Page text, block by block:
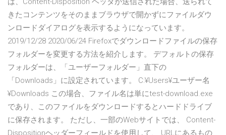
きたコンテンツをそのままブラウザで開かずにファイルダウ
ンロードダイアログを表示するようになっています。
2019/12/28 2020/06/24 Firefoxでダウンロードファイルの保存
フォルダーを変更する方法を紹介します。 デフォルトの保存
フォルダーは、「ユーザーフォルダー」直下の
「Downloads」に設定されています。 C:¥Users¥ユーザー名
¥Downloads この場合、ファイル名は単にtest-download.exe
であり、このファイルをダウンロードするとハードドライブ
に保存されます。 ただし、一部のWebサイトでは、 Content-